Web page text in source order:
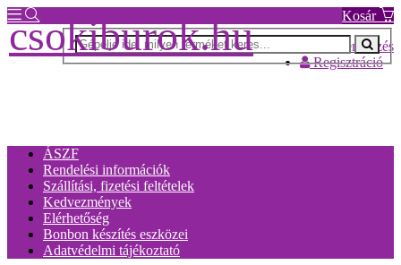
Kosár
Bejelentkezés
Regisztráció
csokiburok.hu
ÁSZF
Rendelési információk
Szállítási, fizetési feltételek
Kedvezmények
Elérhetőség
Bonbon készítés eszközei
Adatvédelmi tájékoztató